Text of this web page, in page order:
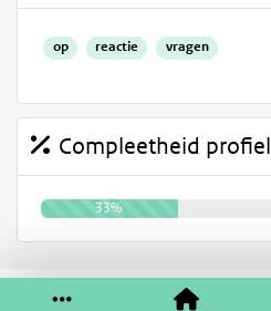
op reactie vragen
Compleetheid profiel
33%